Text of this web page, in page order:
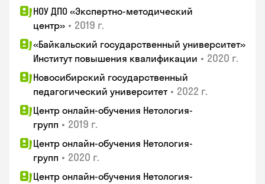
НОУ ДПО «Экспертно-методический
центр» • 2019 г.
«Байкальский государственный университет»
Институт повышения квалификации • 2020 г.
Новосибирский государственный
педагогический университет • 2022 г.
Центр онлайн-обучения Нетология-
групп • 2019 г.
Центр онлайн-обучения Нетология-
групп • 2020 г.
Центр онлайн-обучения Нетология-